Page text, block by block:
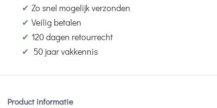
✔ Zo snel mogelijk verzonden
✔ Veilig betalen
✔ 120 dagen retourrecht
✔ 50 jaar vakkennis
Product informatie